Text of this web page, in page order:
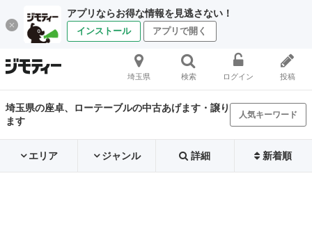
アプリならお得な情報を見逃さない！
インストール アプリで開く
埼玉県 検索 ログイン 投稿
埼玉県の座卓、ローテーブルの中古あげます・譲り
ます
人気キーワード
エリア ジャンル 詳細 新着順